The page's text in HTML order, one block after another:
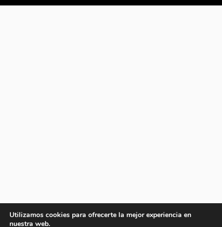
Utilizamos cookies para ofrecerte la mejor experiencia en
nuestra web.